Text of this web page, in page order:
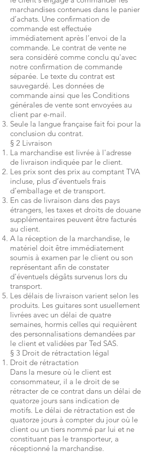
marchandises contenues dans le panier
d’achats. Une confirmation de
commande est effectuée
immédiatement après l’envoi de la
commande. Le contrat de vente ne
sera considéré comme conclu qu'avec
notre confirmation de commande
séparée. Le texte du contrat est
sauvegardé. Les données de
commande ainsi que les Conditions
générales de vente sont envoyées au
client par e-mail.
Seule la langue française fait foi pour la
conclusion du contrat.
§ 2 Livraison
La marchandise est livrée à l'adresse
de livraison indiquée par le client.
Les prix sont des prix au comptant TVA
incluse, plus d’éventuels frais
d’emballage et de transport.
En cas de livraison dans des pays
étrangers, les taxes et droits de douane
supplémentaires peuvent être facturés
au client.
A la réception de la marchandise, le
matériel doit être immédiatement
soumis à examen par le client ou son
représentant afin de constater
d'éventuels dégâts survenus lors du
transport.
Les délais de livraison varient selon les
produits. Les guitares sont usuellement
livrées avec un délai de quatre
semaines, hormis celles qui requièrent
des personnalisations demandées par
le client et validées par Ted SAS.
§ 3 Droit de rétractation légal
Droit de rétractation
Dans la mesure où le client est
consommateur, il a le droit de se
rétracter de ce contrat dans un délai de
quatorze jours sans indication de
motifs. Le délai de rétractation est de
quatorze jours à compter du jour où le
client ou un tiers nommé par lui et ne
constituant pas le transporteur, a
réceptionné la marchandise.